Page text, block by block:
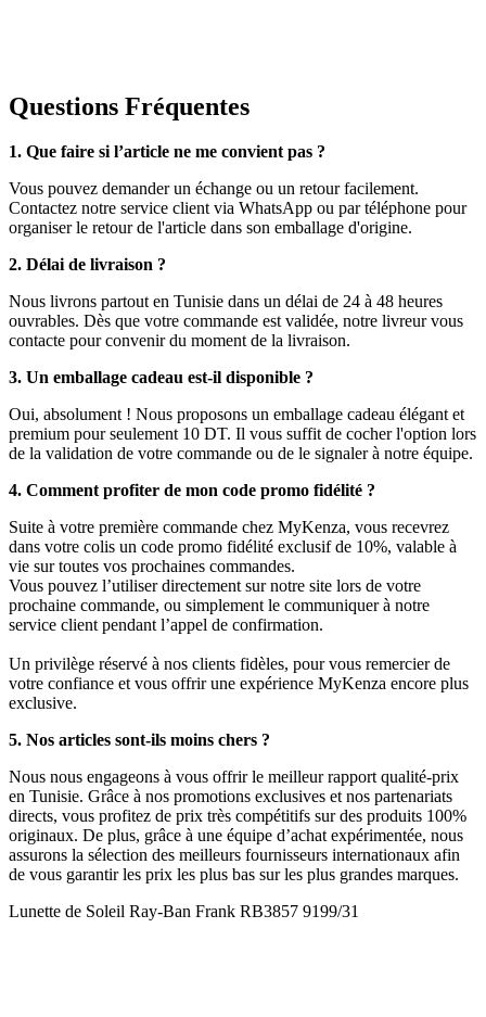
Questions Fréquentes
1. Que faire si l’article ne me convient pas ?
Vous pouvez demander un échange ou un retour facilement.
Contactez notre service client via WhatsApp ou par téléphone pour
organiser le retour de l'article dans son emballage d'origine.
2. Délai de livraison ?
Nous livrons partout en Tunisie dans un délai de 24 à 48 heures
ouvrables. Dès que votre commande est validée, notre livreur vous
contacte pour convenir du moment de la livraison.
3. Un emballage cadeau est-il disponible ?
Oui, absolument ! Nous proposons un emballage cadeau élégant et
premium pour seulement 10 DT. Il vous suffit de cocher l'option lors
de la validation de votre commande ou de le signaler à notre équipe.
4. Comment profiter de mon code promo fidélité ?
Suite à votre première commande chez MyKenza, vous recevrez
dans votre colis un code promo fidélité exclusif de 10%, valable à
vie sur toutes vos prochaines commandes.
Vous pouvez l’utiliser directement sur notre site lors de votre
prochaine commande, ou simplement le communiquer à notre
service client pendant l’appel de confirmation.
Un privilège réservé à nos clients fidèles, pour vous remercier de
votre confiance et vous offrir une expérience MyKenza encore plus
exclusive.
5. Nos articles sont-ils moins chers ?
Nous nous engageons à vous offrir le meilleur rapport qualité-prix
en Tunisie. Grâce à nos promotions exclusives et nos partenariats
directs, vous profitez de prix très compétitifs sur des produits 100%
originaux. De plus, grâce à une équipe d’achat expérimentée, nous
assurons la sélection des meilleurs fournisseurs internationaux afin
de vous garantir les prix les plus bas sur les plus grandes marques.
Lunette de Soleil Ray-Ban Frank RB3857 9199/31